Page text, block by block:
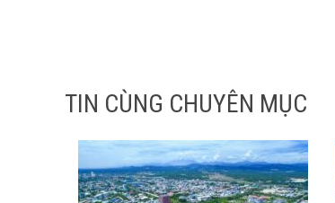
TIN CÙNG CHUYÊN MỤC